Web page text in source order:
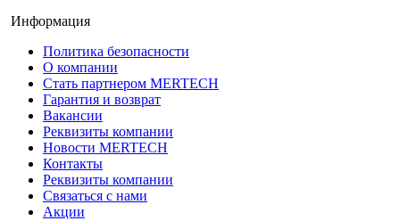
Информация
Политика безопасности
О компании
Стать партнером MERTECH
Гарантия и возврат
Вакансии
Реквизиты компании
Новости MERTECH
Контакты
Реквизиты компании
Связаться с нами
Акции